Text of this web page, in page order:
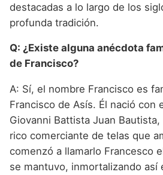
destacadas a lo largo de los
profunda tradición.
Q: ¿Existe alguna anécdota
de Francisco?
A: Sí, el nombre Francisco es
Francisco de Asís. Él nació con
Giovanni Battista Juan
rico comerciante de telas que
comenzó a llamarlo Francesco
se mantuvo, inmortalizando así